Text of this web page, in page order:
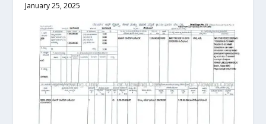
January 25, 2025